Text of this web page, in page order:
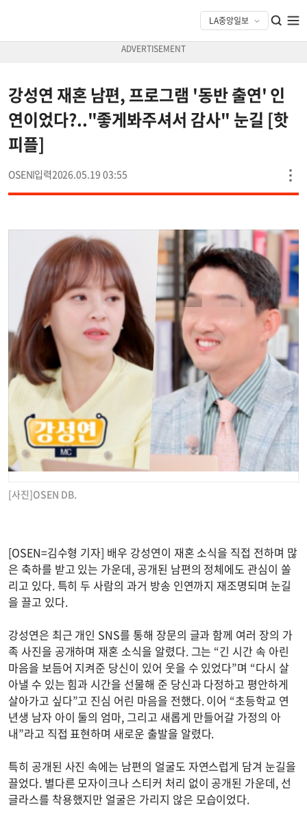
강성연 재혼 남편, 프로그램 '동반 출연' 인
연이었다?.."좋게봐주셔서 감사" 눈길 [핫
피플]
OSEN 2026.05.19 03:55
[사진]OSEN DB.
[OSEN=김수형 기자] 배우 강성연이 재혼 소식을 직접 전하며 많
은 축하를 받고 있는 가운데, 공개된 남편의 정체에도 관심이 쏠
리고 있다. 특히 두 사람의 과거 방송 인연까지 재조명되며 눈길
을 끌고 있다.
강성연은 최근 개인 SNS를 통해 장문의 글과 함께 여러 장의 가
족 사진을 공개하며 재혼 소식을 알렸다. 그는 “긴 시간 속 아린
마음을 보듬어 지켜준 당신이 있어 웃을 수 있었다”며 “다시 살
아낼 수 있는 힘과 시간을 선물해 준 당신과 다정하고 평안하게
살아가고 싶다”고 진심 어린 마음을 전했다. 이어 “초등학교 연
년생 남자 아이 둘의 엄마, 그리고 새롭게 만들어갈 가정의 아
내”라고 직접 표현하며 새로운 출발을 알렸다.
특히 공개된 사진 속에는 남편의 얼굴도 자연스럽게 담겨 눈길을
끌었다. 별다른 모자이크나 스티커 처리 없이 공개된 가운데, 선
글라스를 착용했지만 얼굴은 가리지 않은 모습이었다.